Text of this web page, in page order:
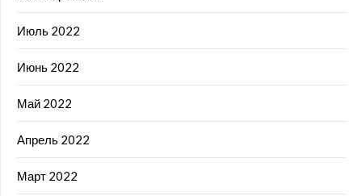
Июль 2022
Июнь 2022
Май 2022
Апрель 2022
Март 2022